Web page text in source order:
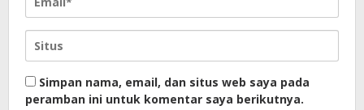
Simpan nama, email, dan situs web saya pada
peramban ini untuk komentar saya berikutnya.